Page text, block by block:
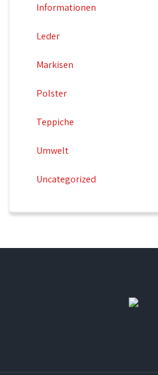
Informationen
Leder
Markisen
Polster
Teppiche
Umwelt
Uncategorized